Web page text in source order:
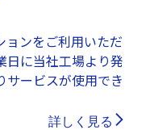
ョンをご利用いただ
日に当社工場より発
ービスが使用でき
詳しく見る